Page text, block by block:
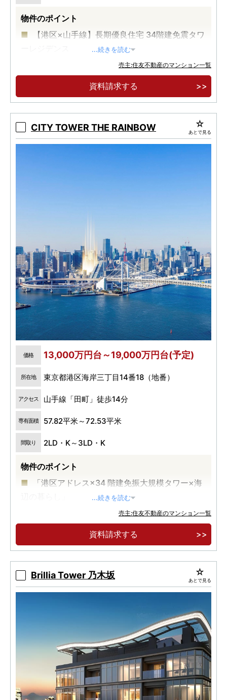
物件のポイント
【港区×山手線】長期優良住宅 34階建免震タワ
JR山手線「田町」駅 再開発により得られた美
と利便性3駅5路線利用可能
3LD・K全戸角住戸、スカイラウンジ・フィッ
...続きを読む
売主:住友不動産のマンション一覧
資料請求する
CITY TOWER THE RAINBOW あとで見る
価格 13,000万円台～19,000万円台(予定)
所在地 東京都港区海岸三丁目14番18（地番）
アクセス 山手線「田町」徒歩14分
専有面積 57.82平米～72.53平米
間取り 2LD・K～3LD・K
物件のポイント
「港区アドレス×34 階建免振大規模タワー×海
「芝浦ふ頭」駅徒歩５分 JR 山手線を含む 3 駅
5 路線 都心の主要エリアが直通 10 分圏内
≪充実の共用施設≫スカイラウンジ、ゲストル
...続きを読む
売主:住友不動産のマンション一覧
資料請求する
Brillia Tower 乃木坂 あとで見る